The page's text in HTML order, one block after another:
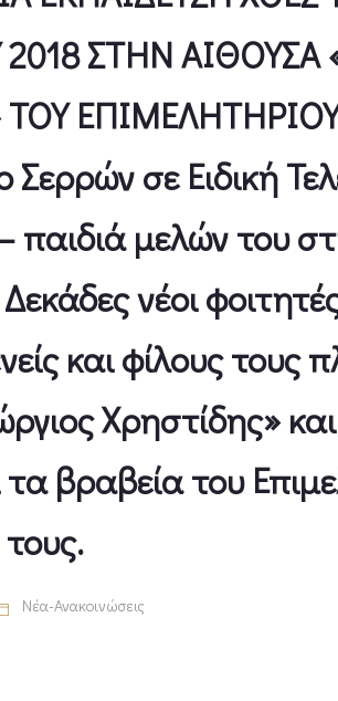
ΣΤΗΝ ΑΙΘΟΥΣΑ
ΤΟΥ
Σερρών σε Ειδική
παιδιά μελών του
νέοι
και φίλους
Χρηστίδης»
τα βραβεία του
Νέα-Ανακοινώσεις